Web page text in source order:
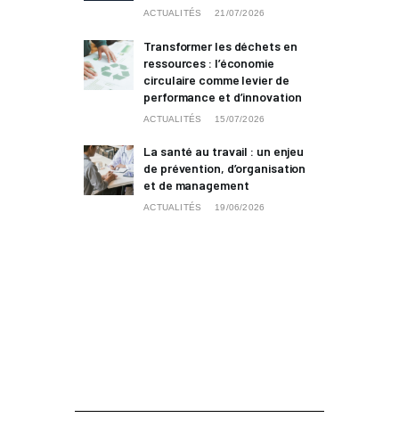
ACTUALITÉS 21/07/2026
Transformer les déchets en
ressources : l’économie
circulaire comme levier de
performance et d’innovation
ACTUALITÉS 15/07/2026
La santé au travail : un enjeu
de prévention, d’organisation
et de management
ACTUALITÉS 19/06/2026